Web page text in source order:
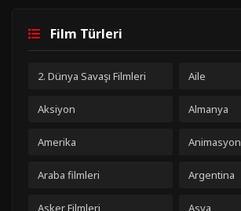
Film Türleri
2. Dünya Savaşı Filmleri Aile
Aksiyon Almanya
Amerika Animasyon
Araba filmleri Argentina
Asker Filmleri Asya